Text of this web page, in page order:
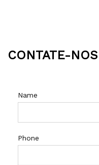
CONTATE-NOS
Name
Phone